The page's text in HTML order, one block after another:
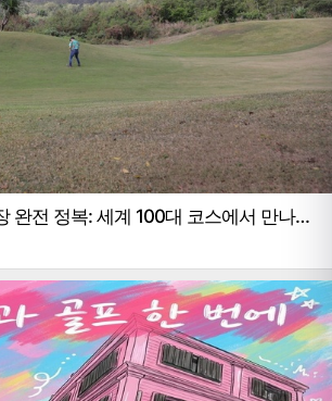
완전 정복: 세계 100대 코스에서 만나는